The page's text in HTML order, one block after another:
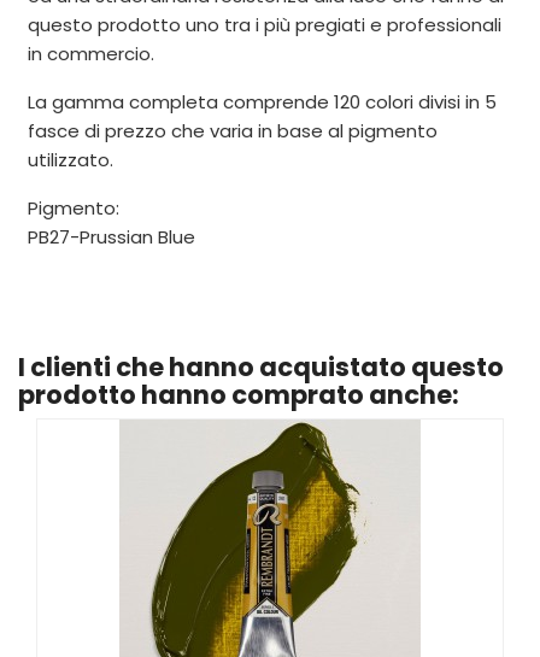
questo prodotto uno tra i più pregiati e professionali
in commercio.
La gamma completa comprende 120 colori divisi in 5
fasce di prezzo che varia in base al pigmento
utilizzato.
Pigmento:
PB27-Prussian Blue
I clienti che hanno acquistato questo
prodotto hanno comprato anche: